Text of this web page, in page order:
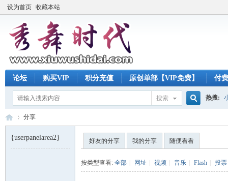
设为首页 收藏本站
论坛 购买VIP 积分充值 原创单部【VIP免费】 付
搜索 热搜:
分享
{userpanelarea2} 好友的分享 我的分享 随便看看
按类型查看: 全部 网址 视频 音乐 Flash 投票